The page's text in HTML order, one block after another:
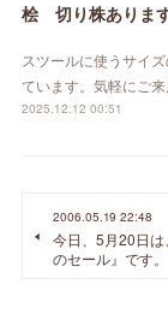
桧 切り株ありま
スツールに使うサイ
ています。気軽にご来
2025.12.12 00:51
2006.05.19 22:48
今日、5月20日
のセール』です。